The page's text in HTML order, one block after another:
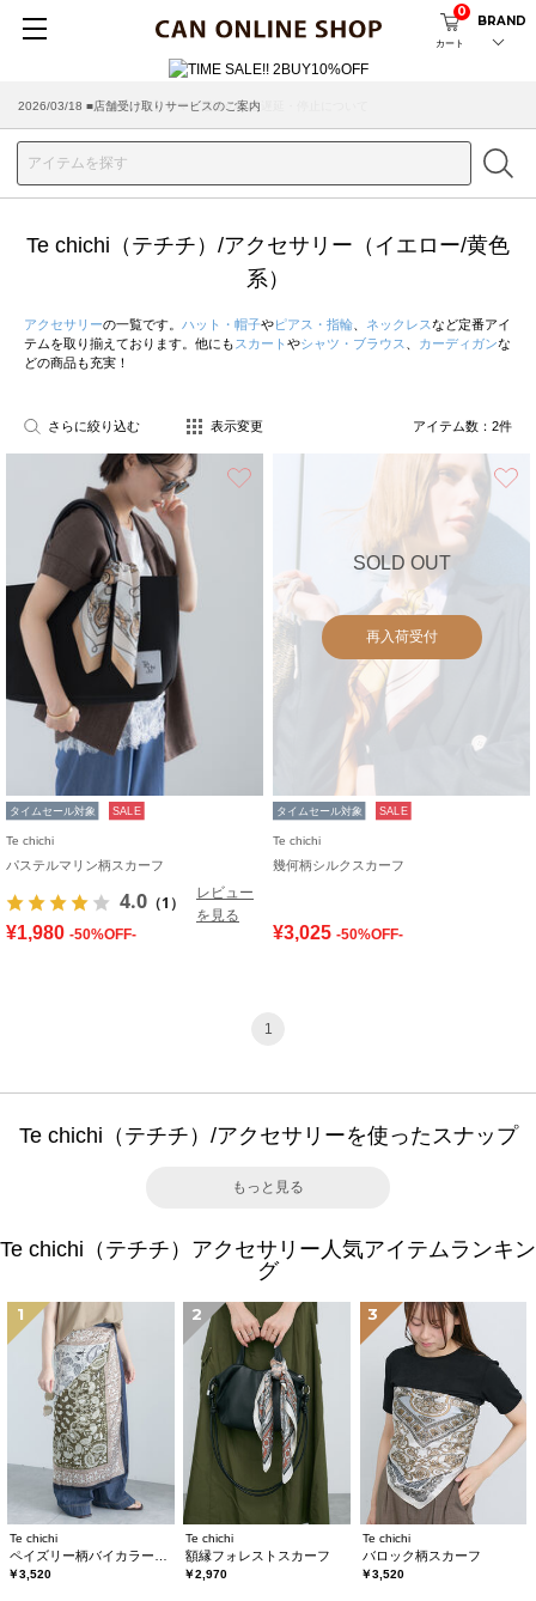
カート
0
BRAND
2026/03/18 ■店舗受け取りサービスのご案内
Te chichi（テチチ）/アクセサリー（イエロー/黄色
系）
アクセサリーの一覧です。 ハット・帽子やピアス・指輪 ネックレスなど定番アイ
テムを取り揃えております。他にも スカート やシャツ・ブラウス カーディガンな
どの商品も充実！
さらに絞り込む 表示変更 アイテム数： 2件
タイムセール対象 SALE
Te chichi
パステルマリン柄スカーフ
4.0 （1）
レビュー
を見る
¥1,980 -50%OFF-
SOLD OUT
再入荷受付
タイムセール対象 SALE
Te chichi
幾何柄シルクスカーフ
¥3,025 -50%OFF-
1
Te chichi（テチチ）/アクセサリーを使ったスナップ
もっと見る
Te chichi（テチチ）アクセサリー人気アイテムランキン
グ
1
Te chichi
￥3,520
2
Te chichi
額縁フォレストスカーフ
￥2,970
3
Te chichi
バロック柄スカーフ
￥3,520